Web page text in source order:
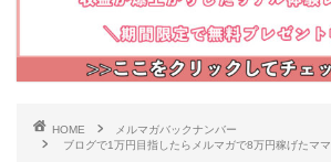
HOME
メルマガバックナンバー
ブログで1万円目指したらメルマガで8万円稼げたママ